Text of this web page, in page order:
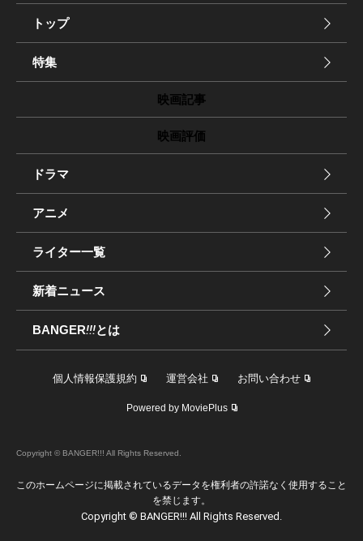
トップ
特集
映画記事
映画評価
ドラマ
アニメ
ライター一覧
新着ニュース
BANGER!!!とは
個人情報保護規約 運営会社 お問い合わせ
Powered by MoviePlus
Copyright © BANGER!!! All Rights Reserved.
このホームページに掲載されているデータを権利者の許諾なく使用すること
を禁じます。
Copyright © BANGER!!! All Rights Reserved.